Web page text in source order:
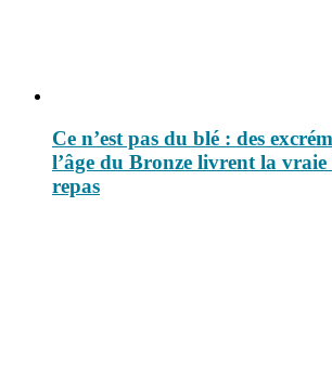
Ce n’est pas du blé : des
l’âge du Bronze livrent la vraie
repas